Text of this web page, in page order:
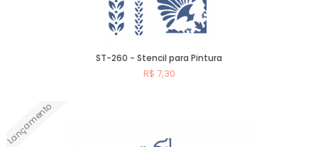
ST-260 - Stencil para Pintura
R$ 7,30
Lançamento